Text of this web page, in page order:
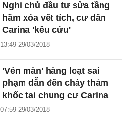
Nghi chủ đầu tư sửa tầng
hầm xóa vết tích, cư dân
Carina 'kêu cứu'
13:49 29/03/2018
'Vén màn' hàng loạt sai
phạm dẫn đến cháy thảm
khốc tại chung cư Carina
07:59 29/03/2018